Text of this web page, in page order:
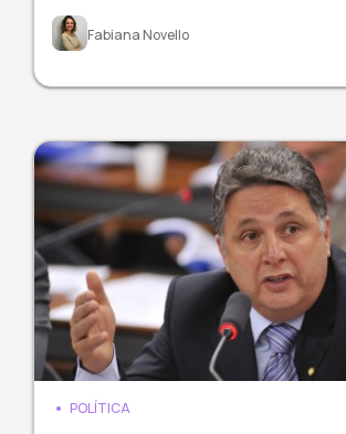
Fabiana Novello
POLÍTICA